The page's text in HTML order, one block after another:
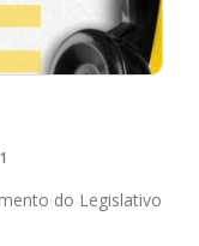
1
do Legislativo